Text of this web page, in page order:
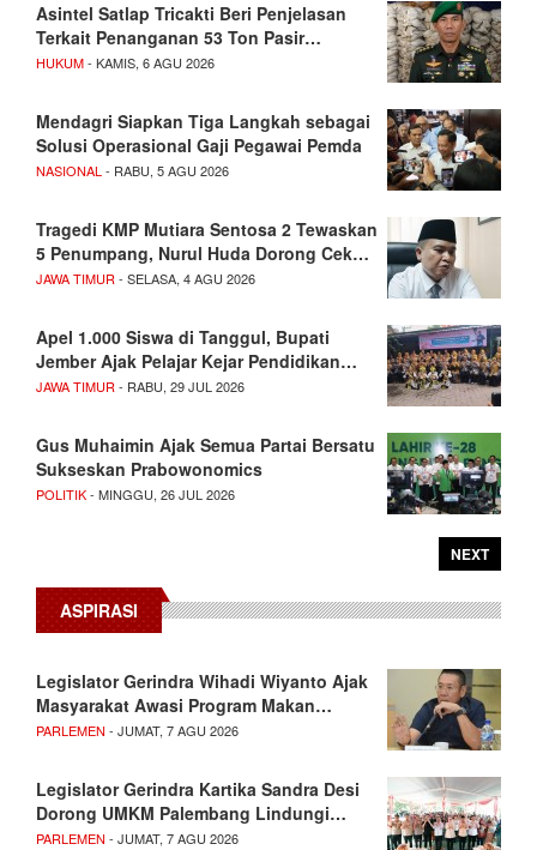
Asintel Satlap Tricakti Beri Penjelasan
Terkait Penanganan 53 Ton Pasir…
HUKUM- KAMIS, 6 AGU 2026
Mendagri Siapkan Tiga Langkah sebagai
Solusi Operasional Gaji Pegawai Pemda
NASIONAL - RABU, 5 AGU 2026
Tragedi KMP Mutiara Sentosa 2 Tewaskan
5 Penumpang, Nurul Huda Dorong Cek…
JAWA TIMUR - SELASA, 4 AGU 2026
Apel 1.000 Siswa di Tanggul, Bupati
Jember Ajak Pelajar Kejar Pendidikan…
JAWA TIMUR - RABU, 29 JUL 2026
Gus Muhaimin Ajak Semua Partai Bersatu
Sukseskan Prabowonomics
POLITIK- MINGGU, 26 JUL 2026
NEXT
ASPIRASI
Legislator Gerindra Wihadi Wiyanto Ajak
Masyarakat Awasi Program Makan…
PARLEMEN - JUMAT, 7 AGU 2026
Legislator Gerindra Kartika Sandra Desi
Dorong UMKM Palembang Lindungi…
PARLEMEN - JUMAT, 7 AGU 2026